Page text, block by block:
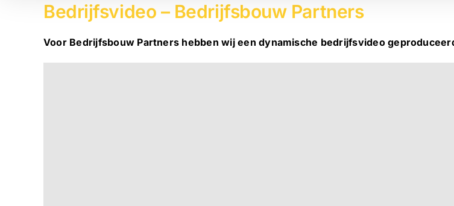
Bedrijfsvideo – Bedrijfsbouw Partners
Voor Bedrijfsbouw Partners hebben wij een dynamische bedrijfsvideo